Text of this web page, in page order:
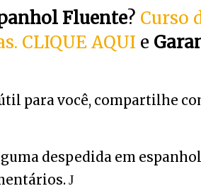
Fluente? Curso
CLIQUE AQUI e
para você, compartilhe
despedida em
J